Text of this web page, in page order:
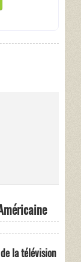
la télévision